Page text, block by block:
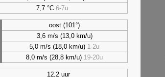
7,7 °C6-7u
oost (101°)
3,6 m/s (13,0 km/u)
5,0 m/s (18,0 km/u) 1-2u
8,0 m/s (28,8 km/u) 19-20u
12,2 uur